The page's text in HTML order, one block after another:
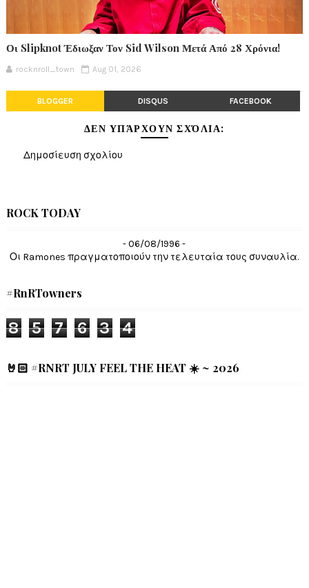
Οι Slipknot Έδιωξαν Τον Sid Wilson Μετά Από 28 Χρόνια!
rocknroll_town Aug 01, 2026
BLOGGER DISQUS FACEBOOK
ΔΕΝ ΥΠΆΡΧΟΥΝ ΣΧΌΛΙΑ:
Δημοσίευση σχολίου
ROCK TODAY
- 06/08/1996 -
Οι Ramones πραγματοποιούν την τελευταία τους συναυλία.
#RnRTowners
8 5 7 6 3 4
🤘🏻 #RNRT JULY FEEL THE HEAT ☀️ ~ 2026